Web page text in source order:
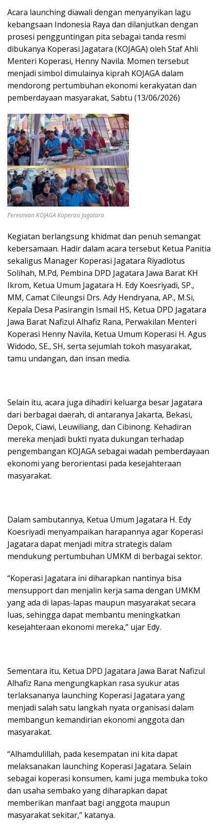
Acara launching diawali dengan menyanyikan lagu
kebangsaan Indonesia Raya dan dilanjutkan dengan
prosesi pengguntingan pita sebagai tanda resmi
dibukanya Koperasi Jagatara (KOJAGA) oleh Staf Ahli
Menteri Koperasi, Henny Navila. Momen tersebut
menjadi simbol dimulainya kiprah KOJAGA dalam
mendorong pertumbuhan ekonomi kerakyatan dan
pemberdayaan masyarakat, Sabtu (13/06/2026)
Peresmian KOJAGA Koperasi Jagatara
Kegiatan berlangsung khidmat dan penuh semangat
kebersamaan. Hadir dalam acara tersebut Ketua Panitia
sekaligus Manager Koperasi Jagatara Riyadlotus
Solihah, M.Pd, Pembina DPD Jagatara Jawa Barat KH
Ikrom, Ketua Umum Jagatara H. Edy Koesriyadi, SP.,
MM, Camat Cileungsi Drs. Ady Hendryana, AP., M.Si,
Kepala Desa Pasirangin Ismail HS, Ketua DPD Jagatara
Jawa Barat Nafizul Alhafiz Rana, Perwakilan Menteri
Koperasi Henny Navila, Ketua Umum Koperasi H. Agus
Widodo, SE., SH, serta sejumlah tokoh masyarakat,
tamu undangan, dan insan media.
Selain itu, acara juga dihadiri keluarga besar Jagatara
dari berbagai daerah, di antaranya Jakarta, Bekasi,
Depok, Ciawi, Leuwiliang, dan Cibinong. Kehadiran
mereka menjadi bukti nyata dukungan terhadap
pengembangan KOJAGA sebagai wadah pemberdayaan
ekonomi yang berorientasi pada kesejahteraan
masyarakat.
Dalam sambutannya, Ketua Umum Jagatara H. Edy
Koesriyadi menyampaikan harapannya agar Koperasi
Jagatara dapat menjadi mitra strategis dalam
mendukung pertumbuhan UMKM di berbagai sektor.
“Koperasi Jagatara ini diharapkan nantinya bisa
mensupport dan menjalin kerja sama dengan UMKM
yang ada di lapas-lapas maupun masyarakat secara
luas, sehingga dapat membantu meningkatkan
kesejahteraan ekonomi mereka,” ujar Edy.
Sementara itu, Ketua DPD Jagatara Jawa Barat Nafizul
Alhafiz Rana mengungkapkan rasa syukur atas
terlaksananya launching Koperasi Jagatara yang
menjadi salah satu langkah nyata organisasi dalam
membangun kemandirian ekonomi anggota dan
masyarakat.
“Alhamdulillah, pada kesempatan ini kita dapat
melaksanakan launching Koperasi Jagatara. Selain
sebagai koperasi konsumen, kami juga membuka toko
dan usaha sembako yang diharapkan dapat
memberikan manfaat bagi anggota maupun
masyarakat sekitar,” katanya.